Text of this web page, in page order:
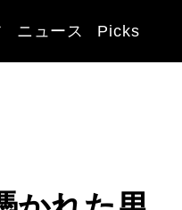
ニュース Picks